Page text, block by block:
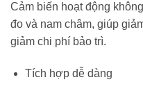
Cảm biến hoạt động
đo và nam châm, giúp
giảm chi phí bảo trì.
Tích hợp dễ dàng